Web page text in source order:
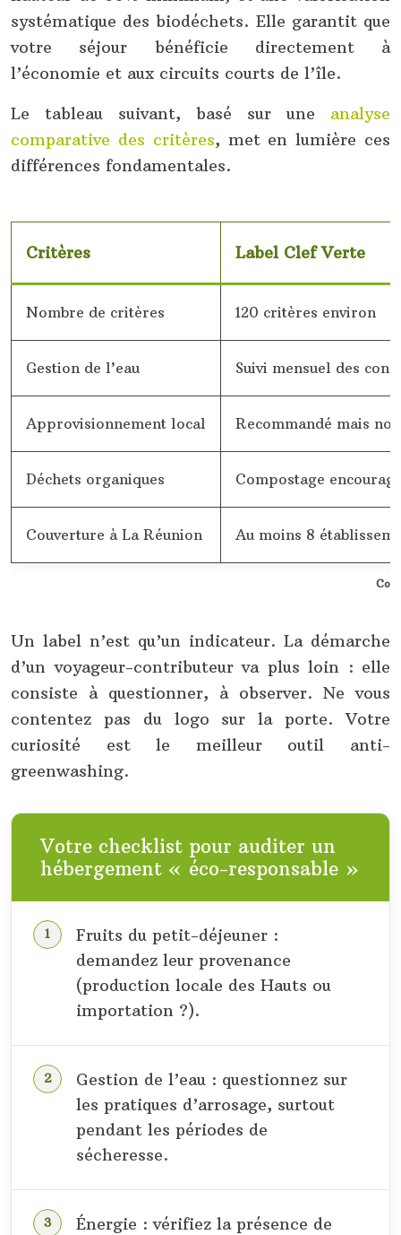
systématique des biodéchets. Elle garantit que
votre séjour bénéficie directement à
l’économie et aux circuits courts de l’île.
Le tableau suivant, basé sur une analyse
comparative des critères, met en lumière ces
différences fondamentales.
Critères Label Clef Verte
Nombre de critères 120 critères environ
Gestion de l’eau Suivi mensuel des
Approvisionnement local Recommandé mais
Déchets organiques Compostage
Couverture à La Réunion Au moins 8
Un label n’est qu’un indicateur. La démarche
d’un voyageur-contributeur va plus loin : elle
consiste à questionner, à observer. Ne vous
contentez pas du logo sur la porte. Votre
curiosité est le meilleur outil anti-
greenwashing.
Votre checklist pour auditer un
hébergement « éco-responsable »
Fruits du petit-déjeuner :
demandez leur provenance
(production locale des Hauts ou
importation ?).
Gestion de l’eau : questionnez sur
les pratiques d’arrosage, surtout
pendant les périodes de
sécheresse.
Énergie : vérifiez la présence de